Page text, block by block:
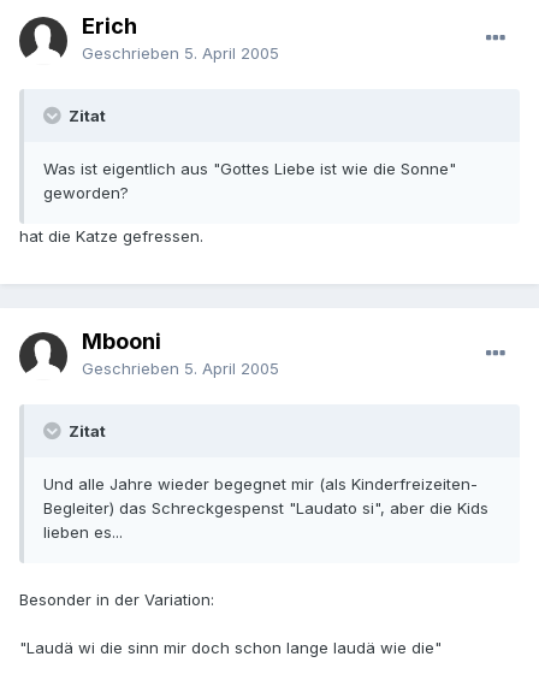
Erich
Geschrieben 5. April 2005
Zitat
Was ist eigentlich aus "Gottes Liebe ist wie die Sonne"
geworden?
hat die Katze gefressen.
Mbooni
Geschrieben 5. April 2005
Zitat
Und alle Jahre wieder begegnet mir (als Kinderfreizeiten-
Begleiter) das Schreckgespenst "Laudato si", aber die Kids
lieben es...
Besonder in der Variation:
"Laudä wi die sinn mir doch schon lange laudä wie die"